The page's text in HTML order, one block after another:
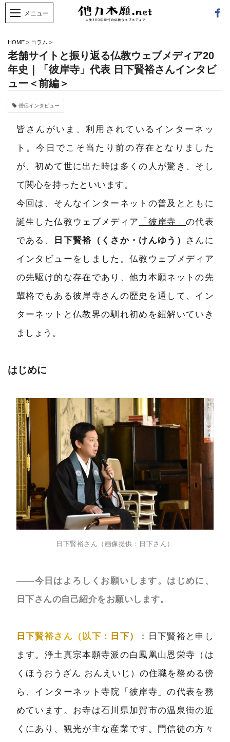
HOME > コラム >
老舗サイトと振り返る仏教ウェブメディア20
年史｜「彼岸寺」代表 日下賢裕さんインタビ
ュー＜前編＞
僧侶インタビュー
皆さんがいま、利用されているインターネッ
ト。今日でこそ当たり前の存在となりました
が、初めて世に出た時は多くの人が驚き、そし
て関心を持ったといいます。
今回は、そんなインターネットの普及とともに
誕生した仏教ウェブメディア
「彼岸寺」の代表
である、
日下賢裕（くさか・けんゆう）
さんに
インタビューをしました。仏教ウェブメディア
の先駆け的な存在であり、他力本願ネットの先
輩格でもある彼岸寺さんの歴史を通して、イン
ターネットと仏教界の馴れ初めを紐解いていき
ましょう。
はじめに
日下賢裕さん（画像提供：日下さん）
――今日はよろしくお願いします。はじめに、
日下さんの自己紹介をお願いします。
日下賢裕さん（以下：日下）
：日下賢裕と申し
ます。浄土真宗本願寺派の白鳳凰山恩栄寺（は
くほうおうざん おんえいじ）の住職を務める傍
ら、インターネット寺院「彼岸寺」の代表を務
めています。お寺は石川県加賀市の温泉街の近
くにあり、観光が主な産業です。門信徒の方々